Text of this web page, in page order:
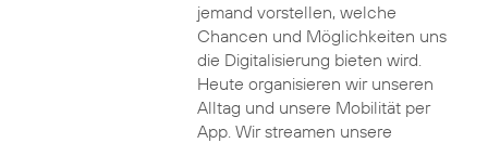
jemand vorstellen, welche
Chancen und Möglichkeiten uns
die Digitalisierung bieten wird.
Heute organisieren wir unseren
Alltag und unsere Mobilität per
App. Wir streamen unsere